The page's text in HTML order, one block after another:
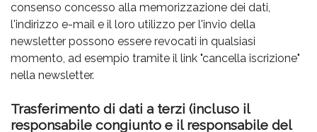
consenso concesso alla memorizzazione dei dati,
l'indirizzo e-mail e il loro utilizzo per l'invio della
newsletter possono essere revocati in qualsiasi
momento, ad esempio tramite il link "cancella iscrizione"
nella newsletter.
Trasferimento di dati a terzi (incluso il
responsabile congiunto e il responsabile del